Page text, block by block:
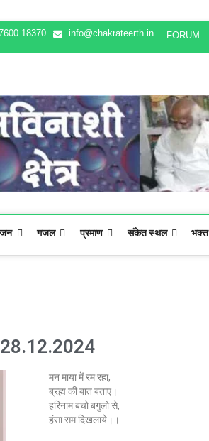
18370 info@chakrateerth.in FORUM
गजल प्रमाण संकेत स्थल भक्‍त
मन माया में रम रहा,
ब्रह्म की बात बताए।
हरिनाम बचो बगुलो से,
हंसा सम दिखलाये।।